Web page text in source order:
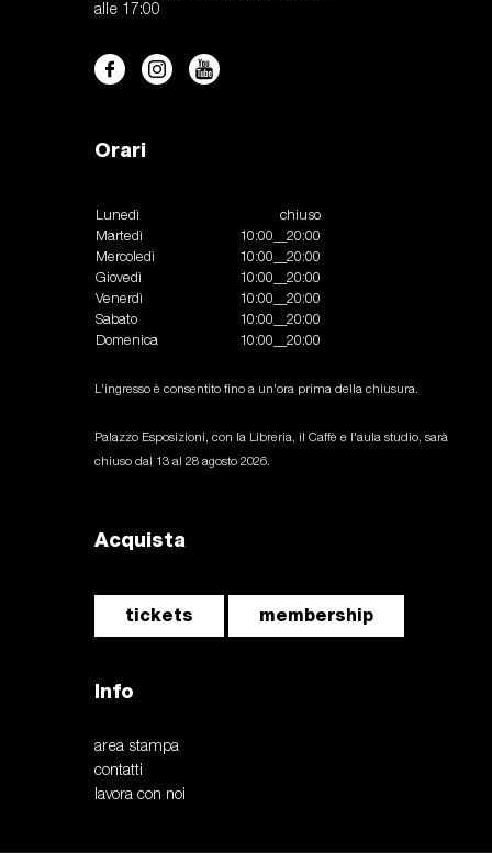
alle 17:00
Orari
Lunedì
chiuso
Martedì
10:00__20:00
Mercoledì
10:00__20:00
Giovedì
10:00__20:00
Venerdì
10:00__20:00
Sabato
10:00__20:00
Domenica
10:00__20:00
L'ingresso è consentito fino a un'ora prima della chiusura.
Palazzo Esposizioni, con la Libreria, il Caffè e l'aula studio, sarà
chiuso dal 13 al 28 agosto 2026.
Acquista
tickets membership
Info
area stampa
contatti
lavora con noi